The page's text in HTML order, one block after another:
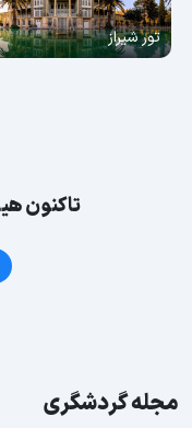
تور شیراز
تاکنون
مجله گردشگری